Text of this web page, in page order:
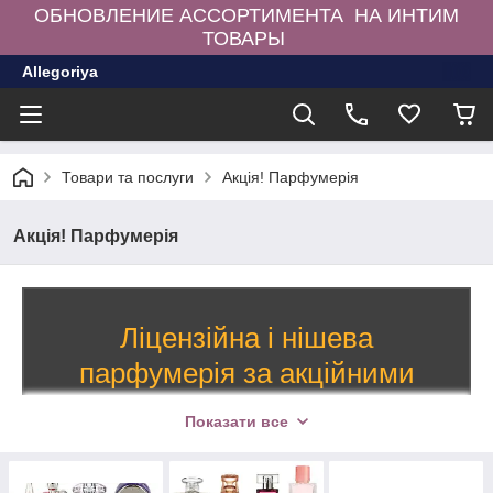
ОБНОВЛЕНИЕ АССОРТИМЕНТА НА ИНТИМ
ТОВАРЫ
Allegoriya
Товари та послуги Акція! Парфумерія
Акція! Парфумерія
Ліцензійна і нішева
парфумерія за акційними
Показати все